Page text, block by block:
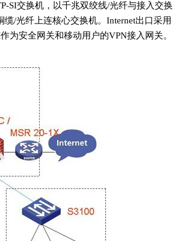
SI交换机，以千兆双绞线/光纤与接入交换
缆/光纤上连核心交换机。Internet出口采用
为安全网关和移动用户的VPN接入网关。